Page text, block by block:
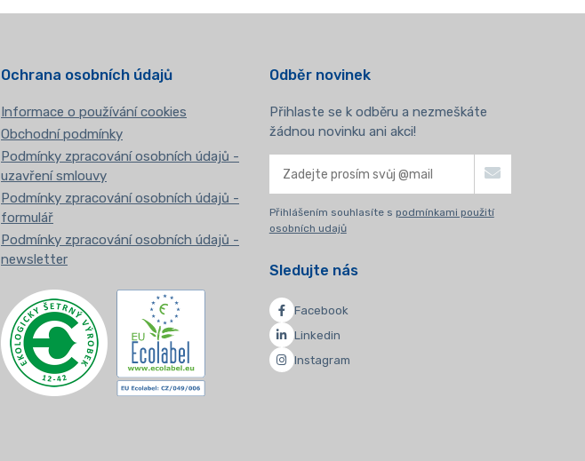
Ochrana osobních údajů
Informace o používání cookies
Obchodní podmínky
Podmínky zpracování osobních údajů -
uzavření smlouvy
Podmínky zpracování osobních údajů -
formulář
Podmínky zpracování osobních údajů -
newsletter
Odběr novinek
Přihlaste se k odběru a nezmeškáte
žádnou novinku ani akci!
Přihlášením souhlasíte s podmínkami použití
osobních udajů
Sledujte nás
Facebook
Linkedin
Instagram